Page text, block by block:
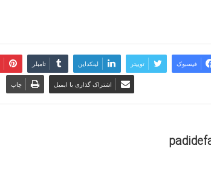
فیسبوک توییتر لینکداین تامبلر
اشتراک گذاری با ایمیل چاپ